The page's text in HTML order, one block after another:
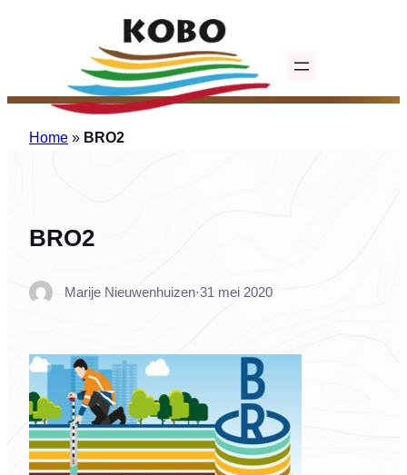
Home » BRO2
BRO2
Marije Nieuwenhuizen·31 mei 2020